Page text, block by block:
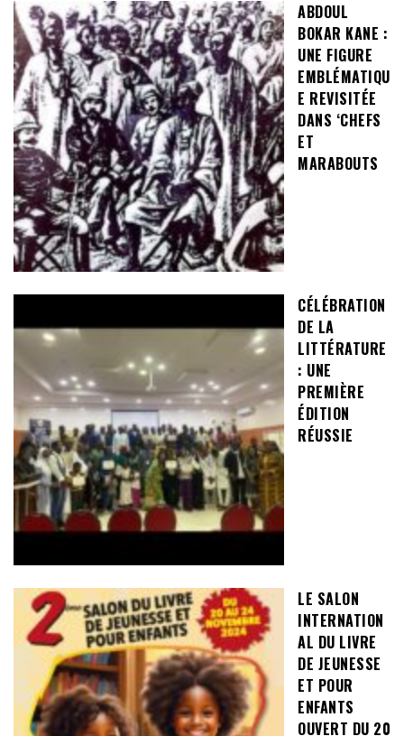
ABDOUL
BOKAR KANE :
UNE FIGURE
EMBLÉMATIQU
E REVISITÉE
DANS ‘CHEFS
ET
MARABOUTS
CÉLÉBRATION
DE LA
LITTÉRATURE
: UNE
PREMIÈRE
ÉDITION
RÉUSSIE
LE SALON
INTERNATION
AL DU LIVRE
DE JEUNESSE
ET POUR
ENFANTS
OUVERT DU 20